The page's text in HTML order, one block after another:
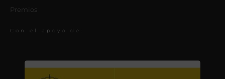
Premios
Con el apoyo de: